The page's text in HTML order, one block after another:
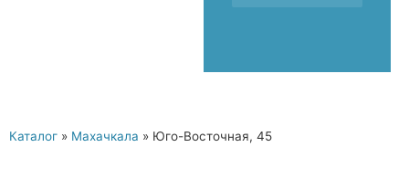
Каталог » Махачкала » Юго-Восточная, 45